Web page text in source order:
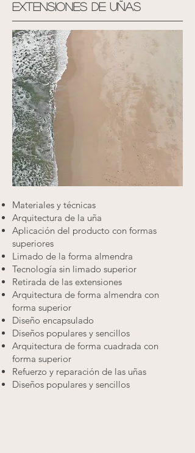
extensiones de uñas
Materiales y técnicas
Arquitectura de la uña
Aplicación del producto con formas
superiores
Limado de la forma almendra
Tecnología sin limado superior
Retirada de las extensiones
Arquitectura de forma almendra con
forma superior
Diseño encapsulado
Diseños populares y sencillos
Arquitectura de forma cuadrada con
forma superior
Refuerzo y reparación de las uñas
Diseños populares y sencillos